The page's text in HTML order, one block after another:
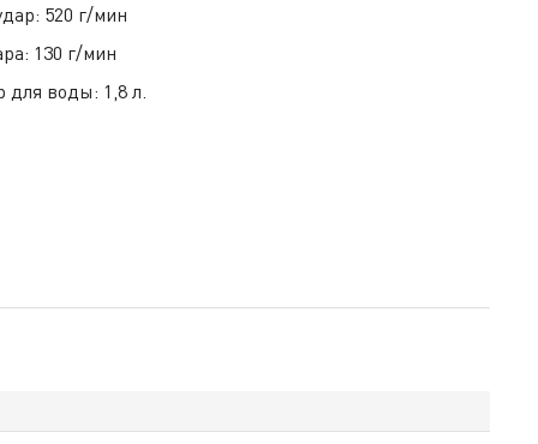
520 г/мин
130 г/мин
для воды: 1,8 л.